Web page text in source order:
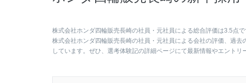
株式会社ホンダ四輪販売長崎の社員・元社員による総合評価は3.5点
株式会社ホンダ四輪販売長崎の社員・元社員による会社の評価、過
しています。ぜひ、選考体験記の詳細ページにて最新情報やエント